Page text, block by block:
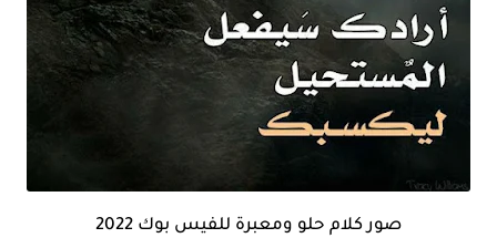
صور كلام حلو ومعبرة للفيس بوك 2022